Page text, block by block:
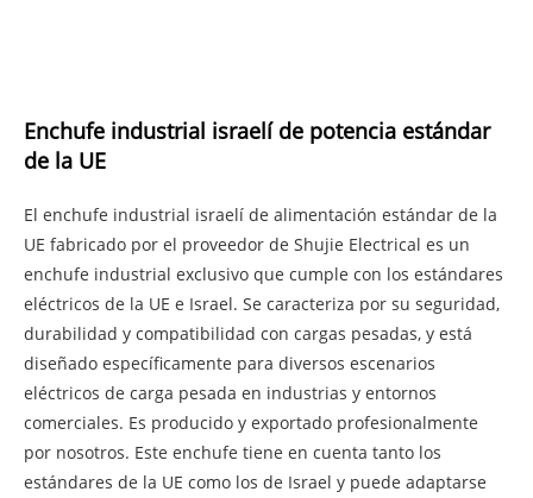
Enchufe industrial israelí de potencia estándar
de la UE
El enchufe industrial israelí de alimentación estándar de la
UE fabricado por el proveedor de Shujie Electrical es un
enchufe industrial exclusivo que cumple con los estándares
eléctricos de la UE e Israel. Se caracteriza por su seguridad,
durabilidad y compatibilidad con cargas pesadas, y está
diseñado específicamente para diversos escenarios
eléctricos de carga pesada en industrias y entornos
comerciales. Es producido y exportado profesionalmente
por nosotros. Este enchufe tiene en cuenta tanto los
estándares de la UE como los de Israel y puede adaptarse